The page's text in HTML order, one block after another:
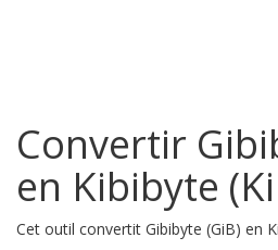
Convertir
en Kibibyte
Cet outil convertit Gibibyte (GiB) en